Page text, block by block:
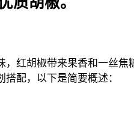
红胡椒带来果香和一丝
配，以下是简要概述：